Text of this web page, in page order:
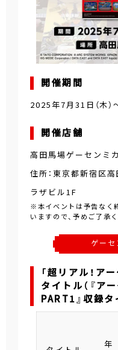
開催期間
2025年7月31日（木
開催店舗
高田馬場ゲーセンミ
住所：東京都新宿区
ラザビル1F
※本イベントは予告なく
いますので、予めご了承く
ゲー
「超リアル！ア
タイトル（『ア
PART1』収録タ
年